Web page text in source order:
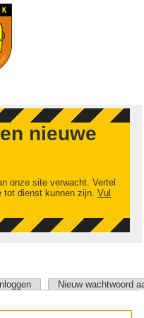
nieuwe
onze site verwacht. Vertel
tot dienst kunnen zijn. Vul
tabblad)
Inloggen
Nieuw wachtwoord